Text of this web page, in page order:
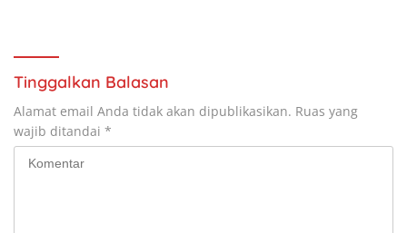
Tinggalkan Balasan
Alamat email Anda tidak akan dipublikasikan. Ruas yang
wajib ditandai *